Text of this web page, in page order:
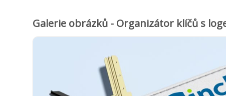
Galerie obrázků - Organizátor klíčů s